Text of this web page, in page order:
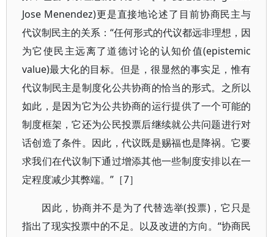
Jose Menendez)更是直接地论述了目前协商民主与
代议制民主的关系：“任何形式的代议都远非理想，因
为它使民主远离了道德讨论的认知价值(epistemic
value)最大化的目标。但是，很显然的事实足，惟有
代议制民主是制度化公共协商的恰当的形式。之所以
如此，是因为它为公共协商的运行提供了一个可能的
制度框架，它还为公民投票后继续就公共问题进行对
话创造了条件。因此，代议既是赐福也是降祸。它要
求我们在代议制下通过增添其他一些制度安排以在一
定程度减少其弊端。”［7］
因此，协商并不是为了代替选举(投票)，它只是
指出了现实投票中的不足。以及改进的方向。“协商民